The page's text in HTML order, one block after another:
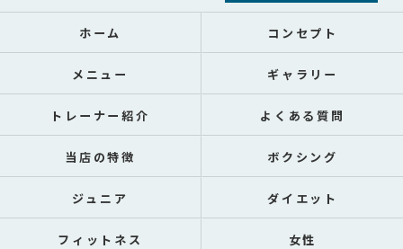
ホーム コンセプト
メニュー ギャラリー
トレーナー紹介 よくある質問
当店の特徴 ボクシング
ジュニア ダイエット
フィットネス 女性